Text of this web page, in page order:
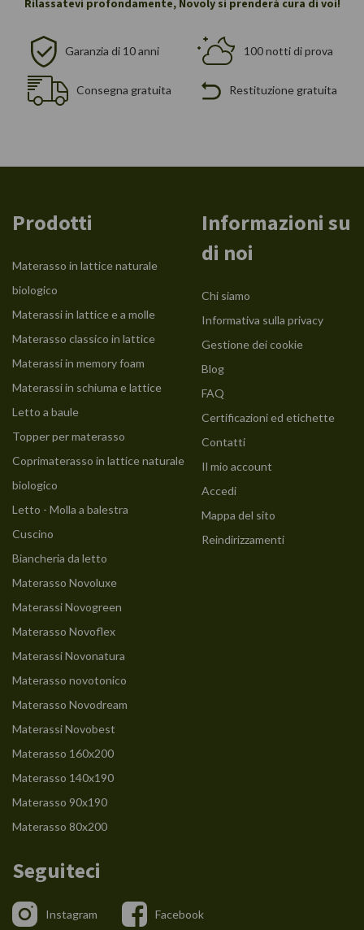
Rilassatevi profondamente, Novoly si prenderà cura di voi!
Garanzia di 10 anni 100 notti di prova
Consegna gratuita Restituzione gratuita
Prodotti
Materasso in lattice naturale
biologico
Materassi in lattice e a molle
Materasso classico in lattice
Materassi in memory foam
Materassi in schiuma e lattice
Letto a baule
Topper per materasso
Coprimaterasso in lattice naturale
biologico
Letto - Molla a balestra
Cuscino
Biancheria da letto
Materasso Novoluxe
Materassi Novogreen
Materasso Novoflex
Materassi Novonatura
Materasso novotonico
Materasso Novodream
Materassi Novobest
Materasso 160x200
Materasso 140x190
Materasso 90x190
Materasso 80x200
Informazioni su
di noi
Chi siamo
Informativa sulla privacy
Gestione dei cookie
Blog
FAQ
Certificazioni ed etichette
Contatti
Il mio account
Accedi
Mappa del sito
Reindirizzamenti
Seguiteci
Instagram Facebook